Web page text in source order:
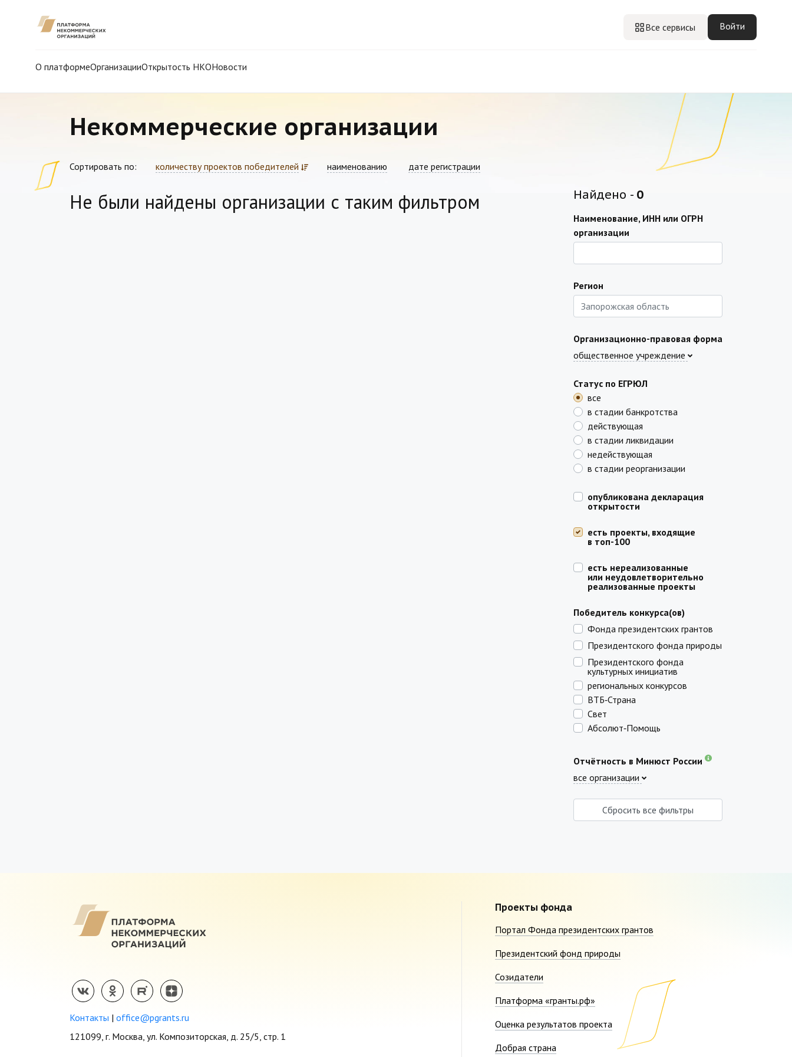
Все сервисы Войти
О платформеОрганизацииОткрытость НКОНовости
Некоммерческие организации
Сортировать по: количеству проектов победителей наименованию дате регистрации
Не были найдены организации с таким фильтром Найдено - 0
Наименование, ИНН или ОГРН
организации
Регион
Организационно-правовая форма
общественное учреждение
Статус по ЕГРЮЛ
все
в стадии банкротства
действующая
в стадии ликвидации
недействующая
в стадии реорганизации
опубликована декларация
открытости
есть проекты, входящие
в топ-100
есть нереализованные
или неудовлетворительно
реализованные проекты
Победитель конкурса(ов)
Фонда президентских грантов
Президентского фонда природы
Президентского фонда
культурных инициатив
региональных конкурсов
ВТБ‑Страна
Свет
Абсолют‑Помощь
Отчётность в Минюст России
все организации
Сбросить все фильтры
Контакты | office@pgrants.ru
121099, г. Москва, ул. Композиторская, д. 25/5, стр. 1
Проекты фонда
Портал Фонда президентских грантов
Президентский фонд природы
Созидатели
Платформа «гранты.рф»
Оценка результатов проекта
Добрая страна